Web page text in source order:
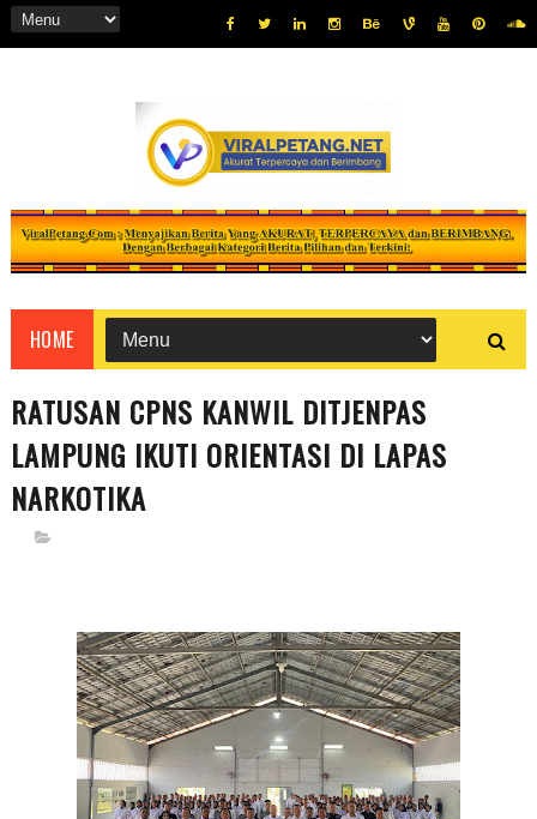
HOME
RATUSAN CPNS KANWIL DITJENPAS
LAMPUNG IKUTI ORIENTASI DI LAPAS
NARKOTIKA